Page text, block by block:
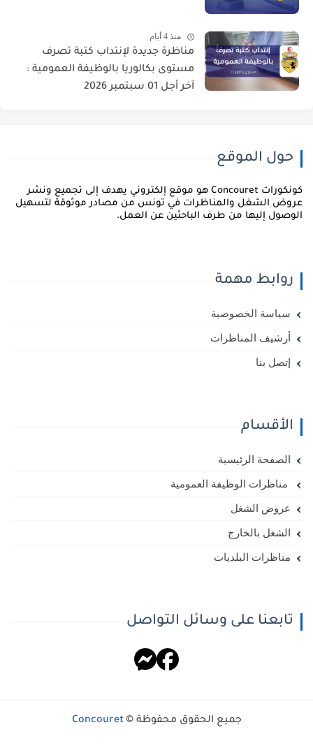
منذ 4 أيام
مناظرة جديدة لإنتداب كتبة تصرف
مستوى بكالوريا بالوظيفة العمومية :
آخر أجل 01 سبتمبر 2026
حول الموقع
كونكورات Concouret هو موقع إلكتروني يهدف إلى تجميع ونشر
الشغل والمناظرات في تونس من مصادر موثوقة لتسهيل
إليها من طرف الباحثين عن العمل.
روابط مهمة
سياسة الخصوصية
أرشيف المناظرات
إتصل بنا
الأقسام
الصفحة الرئيسية
مناظرات الوظيفة العمومية
عروض الشغل
الشغل بالخارج
مناظرات البلديات
تابعنا على وسائل التواصل
جميع الحقوق محفوظة © Concouret